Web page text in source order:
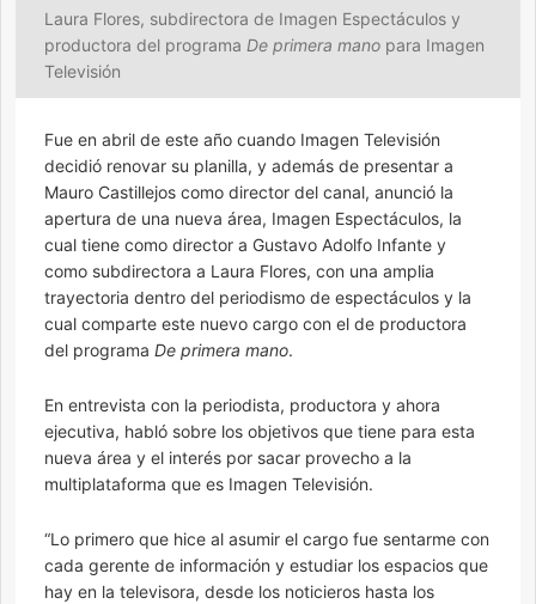
Laura Flores, subdirectora de Imagen Espectáculos y
productora del programa De primera mano para Imagen
Televisión
Fue en abril de este año cuando Imagen Televisión
decidió renovar su planilla, y además de presentar a
Mauro Castillejos como director del canal, anunció la
apertura de una nueva área, Imagen Espectáculos, la
cual tiene como director a Gustavo Adolfo Infante y
como subdirectora a Laura Flores, con una amplia
trayectoria dentro del periodismo de espectáculos y la
cual comparte este nuevo cargo con el de productora
del programa De primera mano.
En entrevista con la periodista, productora y ahora
ejecutiva, habló sobre los objetivos que tiene para esta
nueva área y el interés por sacar provecho a la
multiplataforma que es Imagen Televisión.
“Lo primero que hice al asumir el cargo fue sentarme con
cada gerente de información y estudiar los espacios que
hay en la televisora, desde los noticieros hasta los